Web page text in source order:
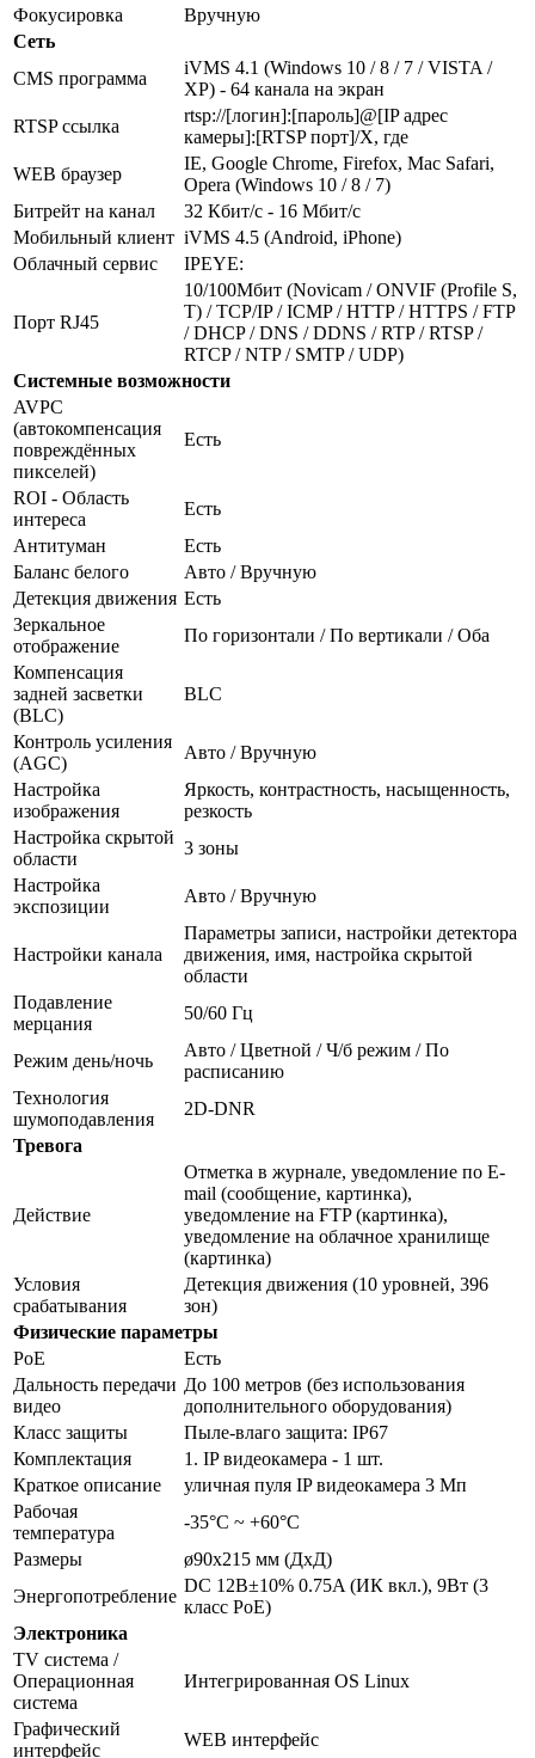
Фокусировка
Вручную
Сеть
CMS программа
iVMS 4.1 (Windows 10 / 8 / 7 / VISTA /
XP) - 64 канала на экран
RTSP ссылка
rtsp://[логин]:[пароль]@[IP адрес
камеры]:[RTSP порт]/X, где
WEB браузер
IE, Google Chrome, Firefox, Mac Safari,
Opera (Windows 10 / 8 / 7)
Битрейт на канал
32 Кбит/с - 16 Мбит/с
Мобильный клиент iVMS 4.5 (Android, iPhone)
Облачный сервис
IPEYE:
Порт RJ45
10/100Мбит (Novicam / ONVIF (Profile S,
T) / TCP/IP / ICMP / HTTP / HTTPS / FTP
/ DHCP / DNS / DDNS / RTP / RTSP /
RTCP / NTP / SMTP / UDP)
Системные возможности
AVPC
(автокомпенсация
повреждённых
пикселей)
Есть
ROI - Область
интереса
Есть
Антитуман
Есть
Баланс белого
Авто / Вручную
Детекция движения Есть
Зеркальное
отображение
По горизонтали / По вертикали / Оба
Компенсация
задней засветки
(BLC)
BLC
Контроль усиления
(AGC)
Авто / Вручную
Настройка
изображения
Яркость, контрастность, насыщенность,
резкость
Настройка скрытой
области
3 зоны
Настройка
экспозиции
Авто / Вручную
Настройки канала
Параметры записи, настройки детектора
движения, имя, настройка скрытой
области
Подавление
мерцания
50/60 Гц
Режим день/ночь
Авто / Цветной / Ч/б режим / По
расписанию
Технология
шумоподавления
2D-DNR
Тревога
Действие
Отметка в журнале, уведомление по E-
mail (сообщение, картинка),
уведомление на FTP (картинка),
уведомление на облачное хранилище
(картинка)
Условия
срабатывания
Детекция движения (10 уровней, 396
зон)
Физические параметры
PoE
Есть
Дальность передачи
видео
До 100 метров (без использования
дополнительного оборудования)
Класс защиты
Пыле-влаго защита: IP67
Комплектация
1. IP видеокамера - 1 шт.
Краткое описание
уличная пуля IP видеокамера 3 Мп
Рабочая
температура
-35°С ~ +60°С
Размеры
ø90x215 мм (ДxД)
Энергопотребление
DC 12В±10% 0.75A (ИК вкл.), 9Вт (3
класс PoE)
Электроника
TV система /
Операционная
система
Интегрированная OS Linux
Графический
интерфейс
WEB интерфейс